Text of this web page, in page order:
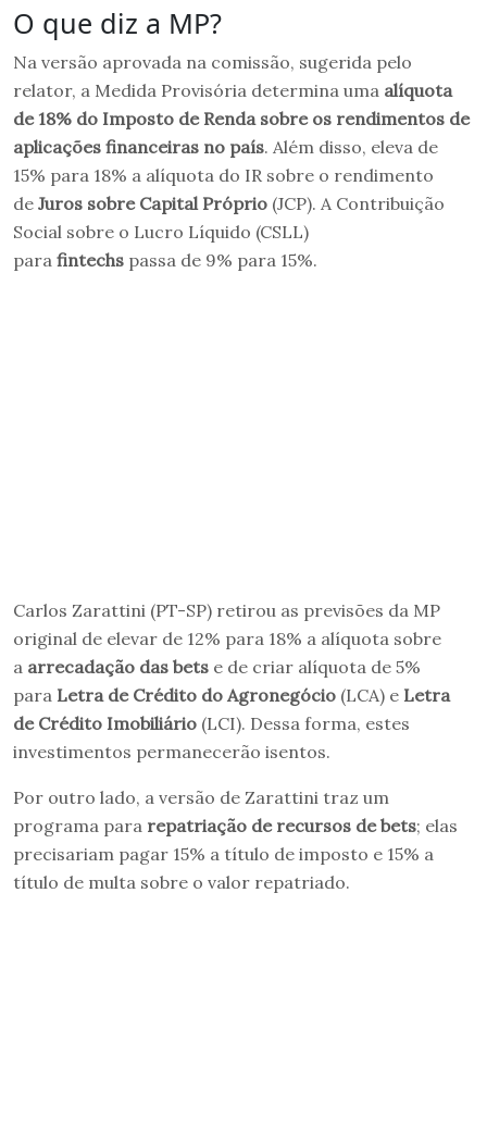
O que diz a MP?
Na versão aprovada na comissão, sugerida pelo
relator, a Medida Provisória determina uma alíquota
de 18% do Imposto de Renda sobre os rendimentos de
aplicações financeiras no país. Além disso, eleva de
15% para 18% a alíquota do IR sobre o rendimento
de Juros sobre Capital Próprio (JCP). A Contribuição
Social sobre o Lucro Líquido (CSLL)
para fintechs passa de 9% para 15%.
Carlos Zarattini (PT-SP) retirou as previsões da MP
original de elevar de 12% para 18% a alíquota sobre
a arrecadação das bets e de criar alíquota de 5%
para Letra de Crédito do Agronegócio (LCA) e Letra
de Crédito Imobiliário (LCI). Dessa forma, estes
investimentos permanecerão isentos.
Por outro lado, a versão de Zarattini traz um
programa para repatriação de recursos de bets; elas
precisariam pagar 15% a título de imposto e 15% a
título de multa sobre o valor repatriado.